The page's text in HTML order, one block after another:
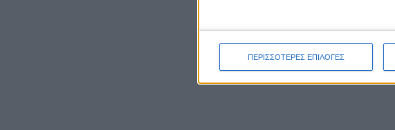
ΠΕΡΙΣΣΟΤΕΡΕΣ ΕΠΙΛΟΓΕΣ